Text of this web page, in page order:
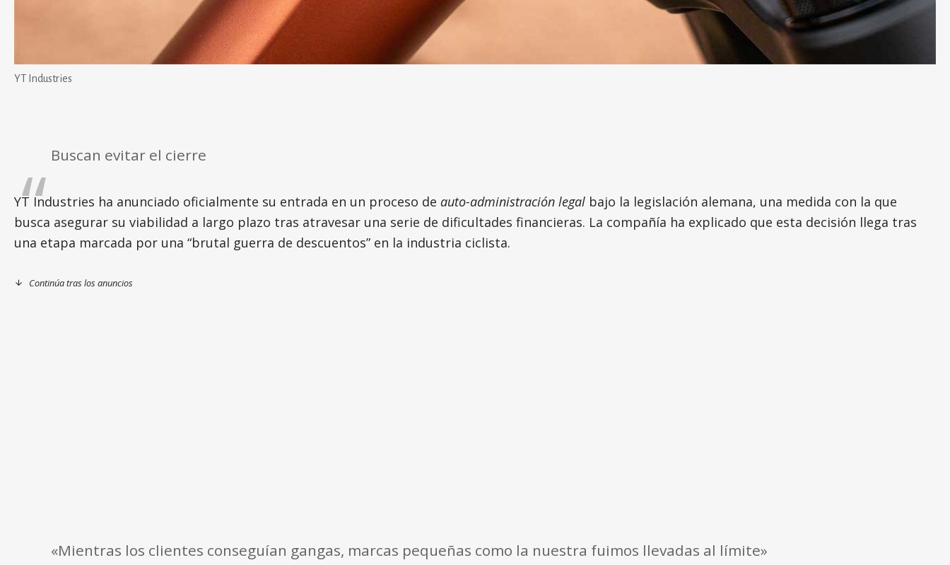
YT Industries
Buscan evitar el cierre
YT Industries ha anunciado oficialmente su entrada en un proceso de auto-administración legal bajo la legislación alemana, una medida con la que
busca asegurar su viabilidad a largo plazo tras atravesar una serie de dificultades financieras. La compañía ha explicado que esta decisión llega tras
una etapa marcada por una “brutal guerra de descuentos” en la industria ciclista.
Continúa tras los anuncios
«Mientras los clientes conseguían gangas, marcas pequeñas como la nuestra fuimos llevadas al límite»